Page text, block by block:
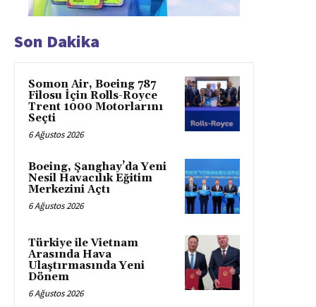
Son Dakika
Somon Air, Boeing 787
Filosu İçin Rolls-Royce
Trent 1000 Motorlarını
Seçti
6 Ağustos 2026
Boeing, Şanghay’da Yeni
Nesil Havacılık Eğitim
Merkezini Açtı
6 Ağustos 2026
Türkiye ile Vietnam
Arasında Hava
Ulaştırmasında Yeni
Dönem
6 Ağustos 2026